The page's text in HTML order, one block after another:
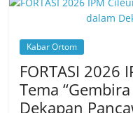
Kabar Ortom
FORTASI 2026
Tema
Dekapan